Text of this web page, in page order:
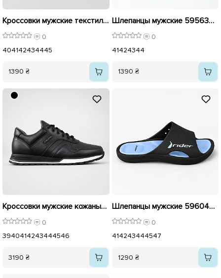
Кроссовки мужские текстиль 596133 Черные
0
404142434445
1390 ₴
Шлепанцы мужские 595630 Черные
0
41424344
1390 ₴
Кроссовки мужские кожаные на флисе 595604 Черные
0
3940414243444546
3190 ₴
Шлепанцы мужские 596048 Синие
0
414243444547
1290 ₴